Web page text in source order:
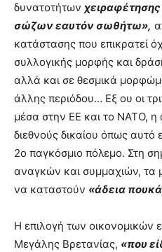
δυνατοτήτων
σώζων εαυτόν σωθήτω»,
κατάστασης που επικρατεί
συλλογικής μορφής και
αλλά και σε θεσμικά
άλλης περιόδου… Εξ ου οι
μέσα στην ΕΕ και το ΝΑΤΟ,
διεθνούς δικαίου όπως αυτό
2ο παγκόσμιο πόλεμο. Στη
αναγκών και συμμαχιών, τα
να καταστούν «άδεια
Η επιλογή των οικονομικών
Μεγάλης Βρετανίας, «που